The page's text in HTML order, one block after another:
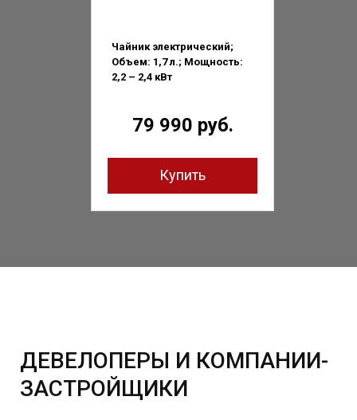
Чайник электрический;
Объем: 1,7 л.; Мощность:
2,2 – 2,4 кВт
79 990 руб.
Купить
ДЕВЕЛОПЕРЫ И КОМПАНИИ-
ЗАСТРОЙЩИКИ